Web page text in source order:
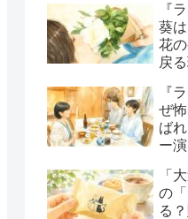
『
葵
花
戻
『
ぜ
ば
ー
「
の
る